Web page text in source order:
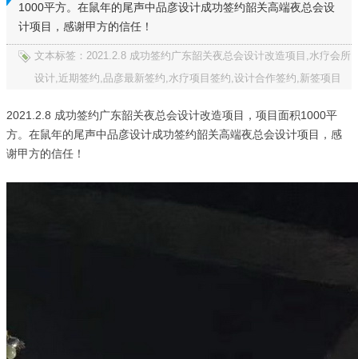
1000平方。在鼠年的尾声中品彦设计成功签约韶关高端夜总会设
计项目，感谢甲方的信任！
文本标签：2021.2.8 成功签约广东韶关夜总会设计改造项目,水疗会所
设计,近期签约,品彦最新签约,水疗项目签约,设计合作签约,新签项目
2021.2.8 成功签约广东韶关夜总会设计改造项目，项目面积1000平
方。在鼠年的尾声中品彦设计成功签约韶关高端夜总会设计项目，感
谢甲方的信任！
服务
回到
顶部